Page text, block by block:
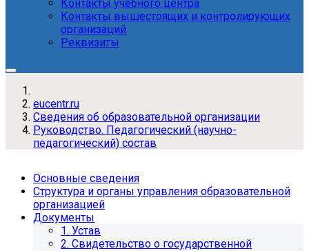
Контакты учебного центра
Контакты вышестоящих и контролирующих
организаций
Реквизиты
eucentr.ru
Сведения об образовательной организации
Руководство. Педагогический (научно-
педагогический) состав
Основные сведения
Структура и органы управления образовательной
организацией
Документы
1. Устав
2. Свидетельство о государственной